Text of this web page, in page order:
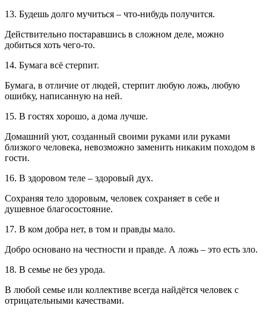
13. Будешь долго мучиться – что-нибудь получится.
Действительно постаравшись в сложном деле, можно
добиться хоть чего-то.
14. Бумага всё стерпит.
Бумага, в отличие от людей, стерпит любую ложь, любую
ошибку, написанную на ней.
15. В гостях хорошо, а дома лучше.
Домашний уют, созданный своими руками или руками
близкого человека, невозможно заменить никаким походом в
гости.
16. В здоровом теле – здоровый дух.
Сохраняя тело здоровым, человек сохраняет в себе и
душевное благосостояние.
17. В ком добра нет, в том и правды мало.
Добро основано на честности и правде. А ложь – это есть зло.
18. В семье не без урода.
В любой семье или коллективе всегда найдётся человек с
отрицательными качествами.